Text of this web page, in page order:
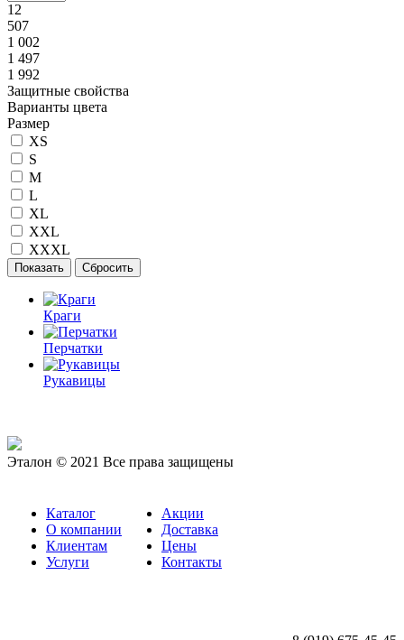
12
507
1 002
1 497
1 992
Защитные свойства
Варианты цвета
Размер
XS
S
M
L
XL
XXL
XXXL
Краги
Перчатки
Рукавицы
Эталон © 2021 Все права защищены
Каталог
О компании
Клиентам
Услуги
Акции
Доставка
Цены
Контакты